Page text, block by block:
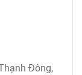
Đông,